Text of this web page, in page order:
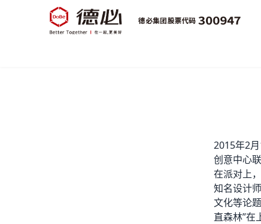
2015年2
创意中心
在派对上
知名设计
文化等论
直森林”在